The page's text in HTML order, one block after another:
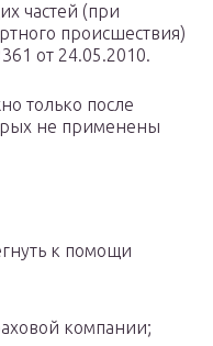
частей (при
происшествия)
от 24.05.2010.
только после
не применены
к помощи
компании;